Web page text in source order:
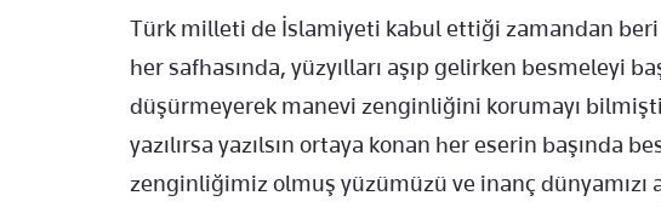
Türk milleti de İslamiyeti kabul ettiği zamandan beri
her safhasında, yüzyılları aşıp gelirken besmeleyi
düşürmeyerek manevi zenginliğini korumayı
yazılırsa yazılsın ortaya konan her eserin başında
zenginliğimiz olmuş yüzümüzü ve inanç dünyamızı